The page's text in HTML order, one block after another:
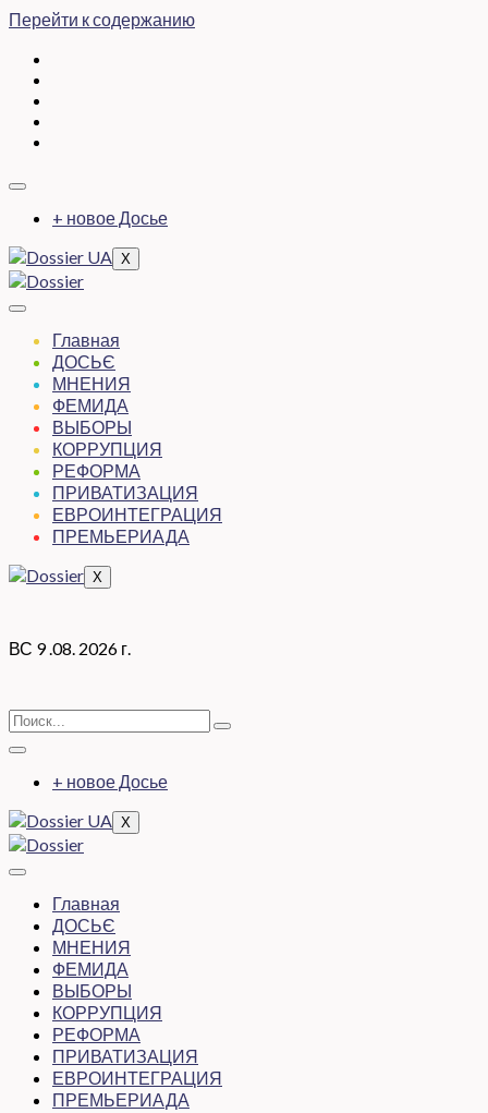
Перейти к содержанию
+ новое Досье
X
Главная
ДОСЬЄ
МНЕНИЯ
ФЕМИДА
ВЫБОРЫ
КОРРУПЦИЯ
РЕФОРМА
ПРИВАТИЗАЦИЯ
ЕВРОИНТЕГРАЦИЯ
ПРЕМЬЕРИАДА
X
ВС 9 .08. 2026 г.
+ новое Досье
X
Главная
ДОСЬЄ
МНЕНИЯ
ФЕМИДА
ВЫБОРЫ
КОРРУПЦИЯ
РЕФОРМА
ПРИВАТИЗАЦИЯ
ЕВРОИНТЕГРАЦИЯ
ПРЕМЬЕРИАДА